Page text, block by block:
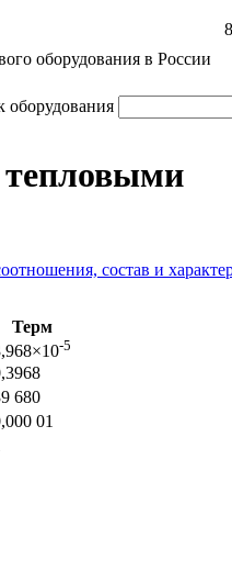
оборудования в России
оборудования
состав и
Терм
-5
680
01